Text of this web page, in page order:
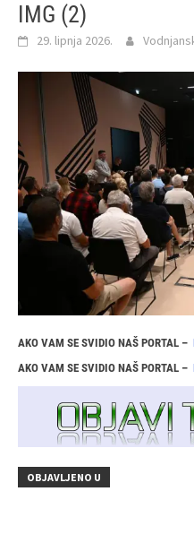
IMG (2)
29. lipnja 2026.
AKO VAM SE SVIDIO NAŠ PORTAL –
AKO VAM SE SVIDIO NAŠ PORTAL –
OBJAVLJENO U